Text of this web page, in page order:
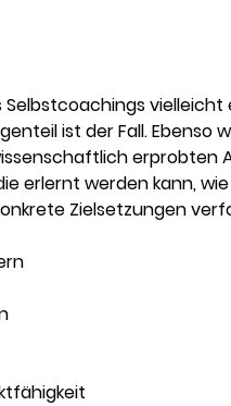
ist der Fall. Ebenso
erprobten
erlernt werden kann,
Zielsetzungen